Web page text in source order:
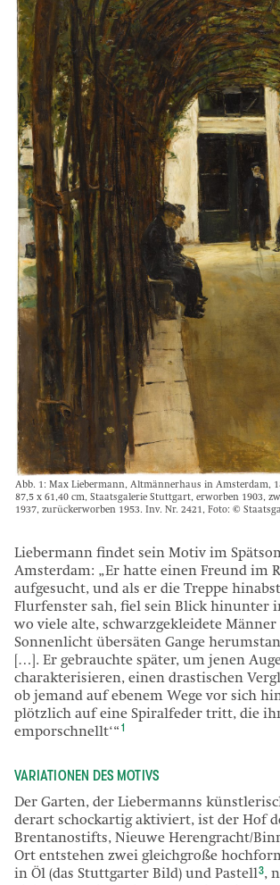
Abb. 1: Max Liebermann, Altmännerhaus in Amsterdam,
87,5 x 61,40 cm, Staatsgalerie Stuttgart, erworben 1903,
1937, zurückerworben 1953. Inv. Nr. 2421, Foto: ©
Liebermann findet sein Motiv im
Amsterdam: „Er hatte einen Freund im
aufgesucht, und als er die Treppe
Flurfenster sah, fiel sein Blick hinunter
wo viele alte, schwarzgekleidete
Sonnenlicht übersäten Gange
[…]. Er gebrauchte später, um jenen
charakterisieren, einen drastischen
ob jemand auf ebenem Wege vor sich
plötzlich auf eine Spiralfeder tritt, die
emporschnellt‘“ 1
VARIATIONEN DES MOTIVS
Der Garten, der Liebermanns
derart schockartig aktiviert, ist der Hof
Brentanostifts, Nieuwe Herengracht/
Ort entstehen zwei gleichgroße
in Öl (das Stuttgarter Bild) und Pastell3,